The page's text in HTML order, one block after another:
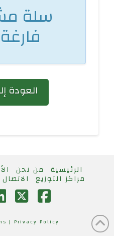
سلة
العودة
الرئيسية من نحن
مراكز التوزيع الاتصال
X
| Privacy Policy